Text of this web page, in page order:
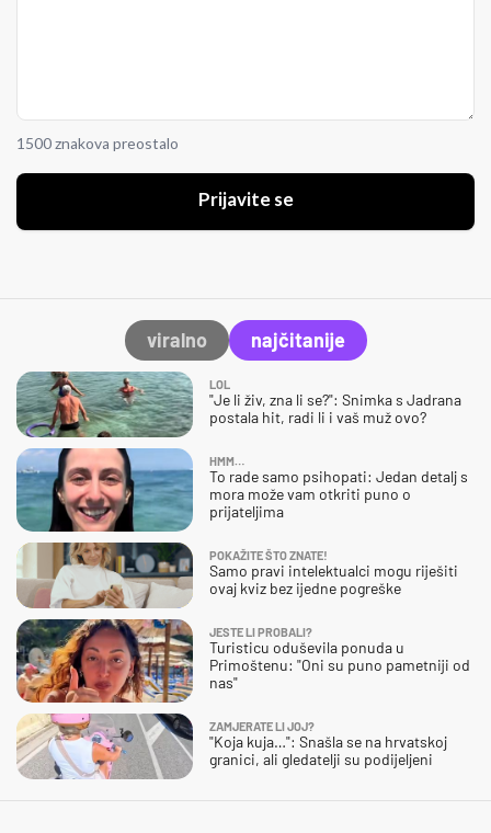
1500 znakova preostalo
Prijavite se
viralno najčitanije
LOL
"Je li živ, zna li se?": Snimka s Jadrana
postala hit, radi li i vaš muž ovo?
HMM…
To rade samo psihopati: Jedan detalj s
mora može vam otkriti puno o
prijateljima
POKAŽITE ŠTO ZNATE!
Samo pravi intelektualci mogu riješiti
ovaj kviz bez ijedne pogreške
JESTE LI PROBALI?
Turisticu oduševila ponuda u
Primoštenu: "Oni su puno pametniji od
nas"
ZAMJERATE LI JOJ?
"Koja kuja…": Snašla se na hrvatskoj
granici, ali gledatelji su podijeljeni